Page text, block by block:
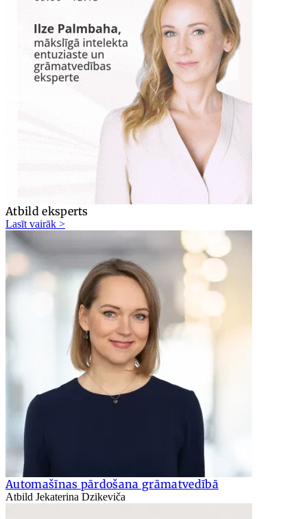
Atbild eksperts
Lasīt vairāk >
Automašīnas pārdošana grāmatvedībā
Atbild Jekaterina Dzikeviča